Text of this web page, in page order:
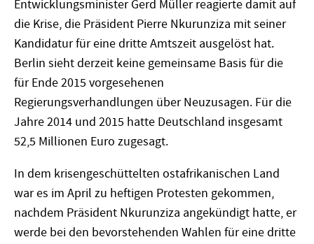
Entwicklungsminister Gerd Müller reagierte damit auf
die Krise, die Präsident Pierre Nkurunziza mit seiner
Kandidatur für eine dritte Amtszeit ausgelöst hat.
Berlin sieht derzeit keine gemeinsame Basis für die
für Ende 2015 vorgesehenen
Regierungsverhandlungen über Neuzusagen. Für die
Jahre 2014 und 2015 hatte Deutschland insgesamt
52,5 Millionen Euro zugesagt.
In dem krisengeschüttelten ostafrikanischen Land
war es im April zu heftigen Protesten gekommen,
nachdem Präsident Nkurunziza angekündigt hatte, er
werde bei den bevorstehenden Wahlen für eine dritte